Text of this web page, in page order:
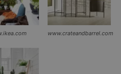
www.crateandbarrel.com